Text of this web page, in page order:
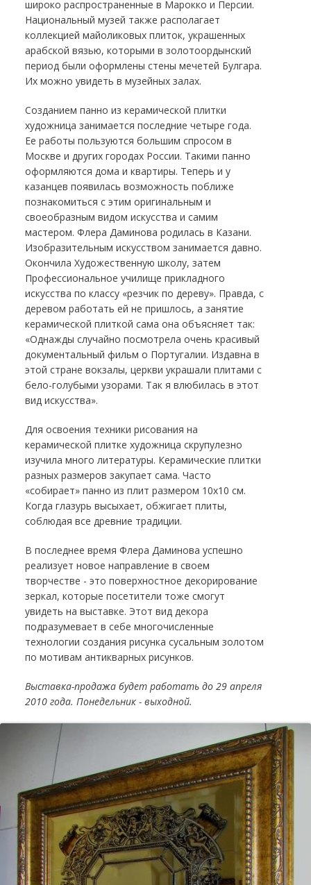
широко распространенные в Марокко и Персии.
Национальный музей также располагает
коллекцией майоликовых плиток, украшенных
арабской вязью, которыми в золотоордынский
период были оформлены стены мечетей Булгара.
Их можно увидеть в музейных залах.
Созданием панно из керамической плитки
художница занимается последние четыре года.
Ее работы пользуются большим спросом в
Москве и других городах России. Такими панно
оформляются дома и квартиры. Теперь и у
казанцев появилась возможность поближе
познакомиться с этим оригинальным и
своеобразным видом искусства и самим
мастером. Флера Даминова родилась в Казани.
Изобразительным искусством занимается давно.
Окончила Художественную школу, затем
Профессиональное училище прикладного
искусства по классу «резчик по дереву». Правда, с
деревом работать ей не пришлось, а занятие
керамической плиткой сама она объясняет так:
«Однажды случайно посмотрела очень красивый
документальный фильм о Португалии. Издавна в
этой стране вокзалы, церкви украшали плитами с
бело-голубыми узорами. Так я влюбилась в этот
вид искусства».
Для освоения техники рисования на
керамической плитке художница скрупулезно
изучила много литературы. Керамические плитки
разных размеров закупает сама. Часто
«собирает» панно из плит размером 10х10 см.
Когда глазурь высыхает, обжигает плиты,
соблюдая все древние традиции.
В последнее время Флера Даминова успешно
реализует новое направление в своем
творчестве - это поверхностное декорирование
зеркал, которые посетители тоже смогут
увидеть на выставке. Этот вид декора
подразумевает в себе многочисленные
технологии создания рисунка сусальным золотом
по мотивам антикварных рисунков.
Выставка-продажа будет работать до 29 апреля
2010 года. Понедельник - выходной.